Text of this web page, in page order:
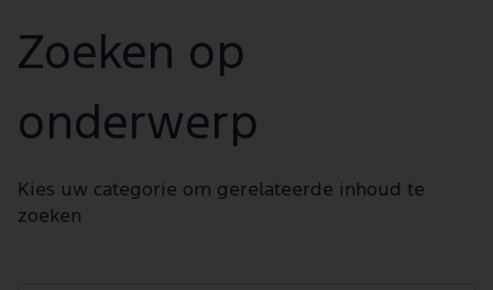
Zoeken op
onderwerp
Kies uw categorie om gerelateerde inhoud te
zoeken